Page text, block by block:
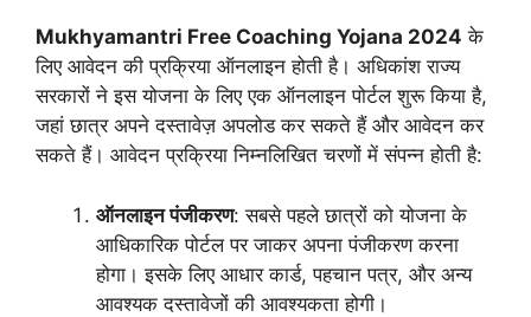
Mukhyamantri Free Coaching Yojana 2024 के
लिए आवेदन की प्रक्रिया ऑनलाइन होती है। अधिकांश राज्य
सरकारों ने इस योजना के लिए एक ऑनलाइन पोर्टल शुरू किया है,
जहां छात्र अपने दस्तावेज़ अपलोड कर सकते हैं और आवेदन कर
सकते हैं। आवेदन प्रक्रिया निम्नलिखित चरणों में संपन्न होती है:
ऑनलाइन पंजीकरण: सबसे पहले छात्रों को योजना के
आधिकारिक पोर्टल पर जाकर अपना पंजीकरण करना
होगा। इसके लिए आधार कार्ड, पहचान पत्र, और अन्य
आवश्यक दस्तावेजों की आवश्यकता होगी।